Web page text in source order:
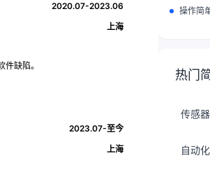
操作简
热门
传感
自动
2020.07-2023.06
上海
缺陷。
2023.07-至今
上海